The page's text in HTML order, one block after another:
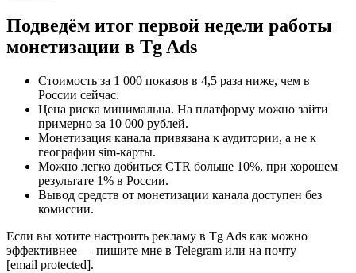
Подведём итог первой недели работы
монетизации в Tg Ads
Стоимость за 1 000 показов в 4,5 раза ниже, чем в
России сейчас.
Цена риска минимальна. На платформу можно зайти
примерно за 10 000 рублей.
Монетизация канала привязана к аудитории, а не к
географии sim-карты.
Можно легко добиться CTR больше 10%, при хорошем
результате 1% в России.
Вывод средств от монетизации канала доступен без
комиссии.
Если вы хотите настроить рекламу в Tg Ads как можно
эффективнее — пишите мне в Telegram или на почту
[email protected].